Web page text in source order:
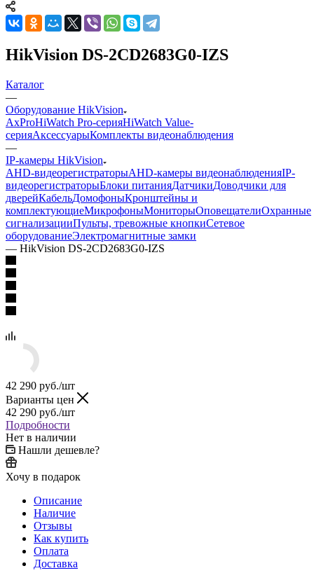
HikVision DS-2CD2683G0-IZS
Каталог
—
Оборудование HikVision
AxProHiWatch Pro-серияHiWatch Value-
серияАксессуарыКомплекты видеонаблюдения
—
IP-камеры HikVision
AHD-видеорегистраторыAHD-камеры видеонаблюденияIP-
видеорегистраторыБлоки питанияДатчикиДоводчики для
дверейКабельДомофоныКронштейны и
комплектующиеМикрофоныМониторыОповещателиОхранные
сигнализацииПульты, тревожные кнопкиСетевое
оборудованиеЭлектромагнитные замки
— HikVision DS-2CD2683G0-IZS
42 290 руб./шт
Варианты цен
42 290 руб./шт
Подробности
Нет в наличии
Нашли дешевле?
Хочу в подарок
Описание
Наличие
Отзывы
Как купить
Оплата
Доставка